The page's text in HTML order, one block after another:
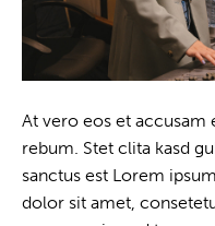
At vero eos et accusam
rebum. Stet clita kasd
sanctus est Lorem
dolor sit amet,